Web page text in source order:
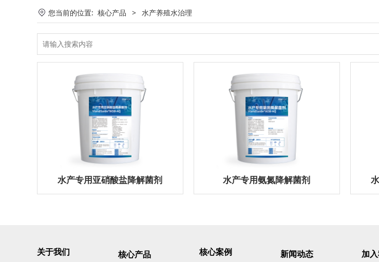
您当前的位置: 核心产品 > 水产养殖水治理
水产专用亚硝酸盐降解菌剂 水产专用氨氮降解菌剂
关于我们 核心产品 核心案例 新闻动态 加